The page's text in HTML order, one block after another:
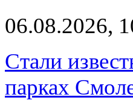
06.08.2026,
Стали
парках